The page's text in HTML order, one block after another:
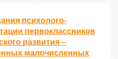
психолого-
первоклассников
развития –
малочисленных